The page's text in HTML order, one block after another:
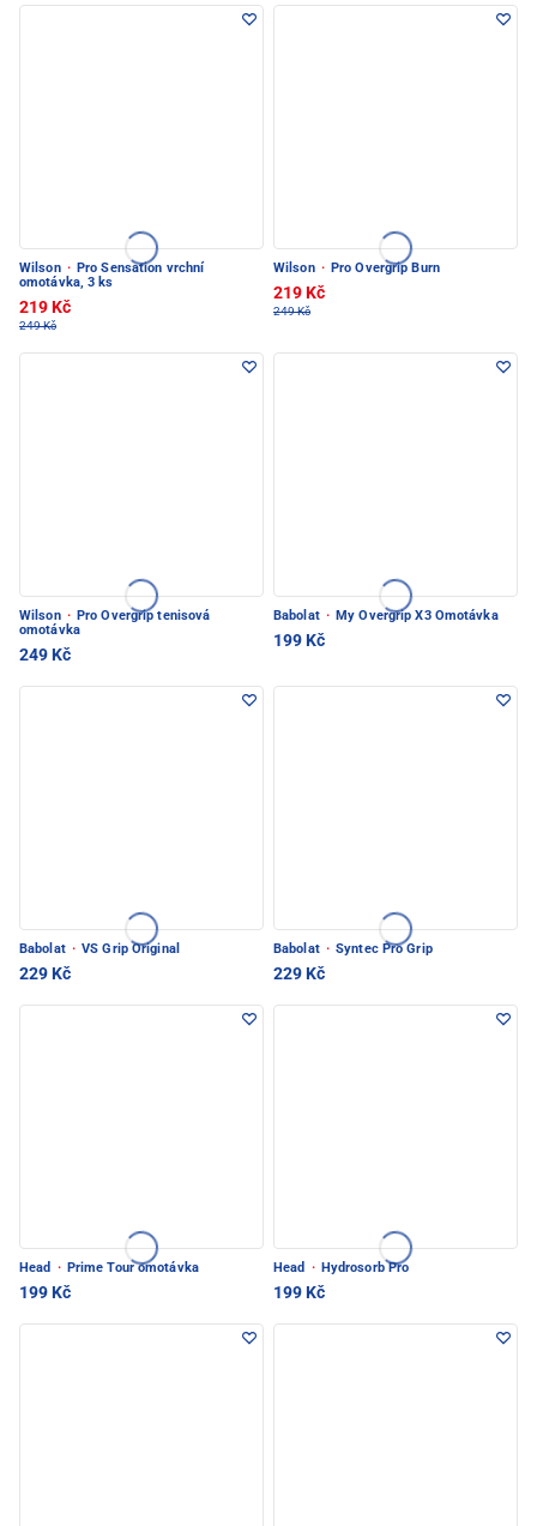
Wilson · Pro Sensation vrchní
omotávka, 3 ks
219 Kč
249 Kč
Wilson · Pro Overgrip Burn
219 Kč
249 Kč
Wilson · Pro Overgrip tenisová
omotávka
249 Kč
Babolat · My Overgrip X3 Omotávka
199 Kč
Babolat · VS Grip Original
229 Kč
Babolat · Syntec Pro Grip
229 Kč
Head · Prime Tour omotávka
199 Kč
Head · Hydrosorb Pro
199 Kč